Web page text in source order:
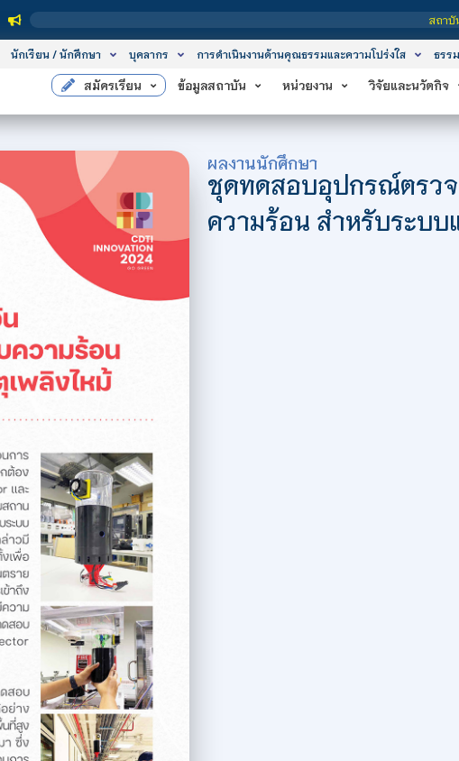
สถาบันเทคโนโลยีจิตรลดา
นักเรียน / นักศึกษา บุคลากร การดำเนินงานด้านคุณธรรมและความโปร่งใส ธรร
สมัครเรียน ข้อมูลสถาบัน หน่วยงาน วิจัยและนวัตกิจ
ผลงานนักศึกษา
ชุดทดสอบอุปกรณ์ตรว
ความร้อน สำหรับระบบ